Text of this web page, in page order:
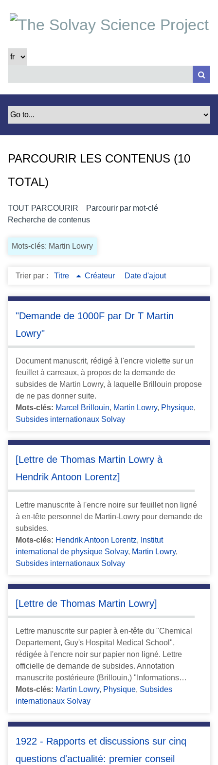
t
PARCOURIR LES CONTENUS (10
TOTAL)
TOUT PARCOURIR
Parcourir par mot-clé
Recherche de contenus
Mots-clés: Martin Lowry
Trier par : Titre Créateur Date d'ajout
"Demande de 1000F par Dr T Martin
Lowry"
Document manuscrit, rédigé à l'encre violette sur un
feuillet à carreaux, à propos de la demande de
subsides de Martin Lowry, à laquelle Brillouin propose
de ne pas donner suite.
Mots-clés: Marcel Brillouin, Martin Lowry, Physique,
Subsides internationaux Solvay
[Lettre de Thomas Martin Lowry à
Hendrik Antoon Lorentz]
Lettre manuscrite à l'encre noire sur feuillet non ligné
à en-tête personnel de Martin-Lowry pour demande de
subsides.
Mots-clés: Hendrik Antoon Lorentz, Institut
international de physique Solvay, Martin Lowry,
Subsides internationaux Solvay
[Lettre de Thomas Martin Lowry]
Lettre manuscrite sur papier à en-tête du "Chemical
Departement, Guy's Hospital Medical School",
rédigée à l'encre noir sur papier non ligné. Lettre
officielle de demande de subsides. Annotation
manuscrite postérieure (Brillouin,) "Informations…
Mots-clés: Martin Lowry, Physique, Subsides
internationaux Solvay
1922 - Rapports et discussions sur cinq
questions d'actualité: premier conseil